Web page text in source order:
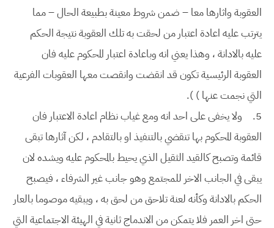
العقوبة واثارها معا – ضمن شروط معينة بطبيعة الحال – مما
يترتب عليه اعادة اعتبار من لحقت به تلك العقوبة نتيجة الحكم
عليه بالادانة ، وهذا يعني انه وباعادة اعتبار المحكوم عليه فان
العقوبة الرئيسية تكون قد انقضت وانقصت معها العقوبات الفرعية
التي نجمت عنها ) ).
5.
ولا يخفى على احد انه ومع غياب نظام اعادة الاعتبار فان
العقوبة المحكوم بها تنقضي بالتنفيذ او بالتقادم ، لكن آثارها تبقى
قائمة وتصبح كالقيد الثقيل الذي يحيط بالمحكوم عليه ويشده لان
يبقى في الجانب الاخر للمجتمع وهو جانب غير الشرفاء ، فيصبح
الحكم بالادانة وكأنه لعنة تلاحق من لحق به ، ويبقيه موصوما بالعار
حتى اخر العمر فلا يتمكن من الاندماج ثانية في الهيئة الاجتماعية التي